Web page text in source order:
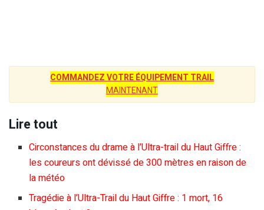
COMMANDEZ VOTRE ÉQUIPEMENT TRAIL
MAINTENANT
Lire tout
Circonstances du drame à l’Ultra-trail du Haut Giffre :
les coureurs ont dévissé de 300 mètres en raison de
la météo
Tragédie à l’Ultra-Trail du Haut Giffre : 1 mort, 16